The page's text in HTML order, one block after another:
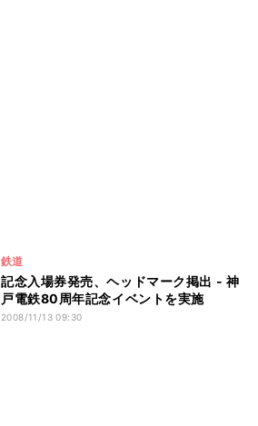
鉄道
記念入場券発売、ヘッドマーク掲出 - 神
戸電鉄80周年記念イベントを実施
2008/11/13 09:30